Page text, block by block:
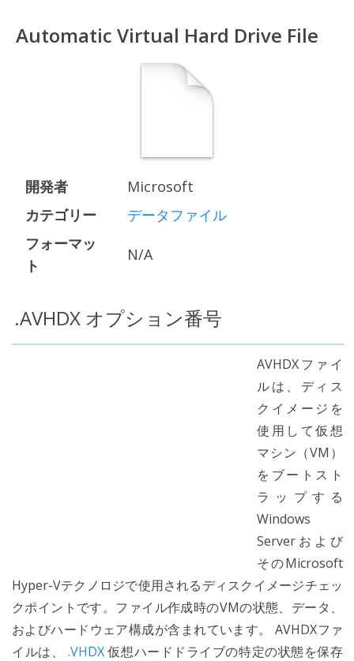
Automatic Virtual Hard Drive File
開発者
Microsoft
カテゴリー
データファイル
フォーマッ
ト
N/A
.AVHDX オプション番号
AVHDXファイ
ルは、ディス
クイメージを
使用して仮想
マシン（VM）
をブートスト
ラップする
Windows
Serverおよび
そのMicrosoft
Hyper-Vテクノロジで使用されるディスクイメージチェッ
クポイントです。ファイル作成時のVMの状態、データ、
およびハードウェア構成が含まれています。 AVHDXファ
イルは、 .VHDX仮想ハードドライブの特定の状態を保存